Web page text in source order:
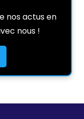
nos actus en
nous !